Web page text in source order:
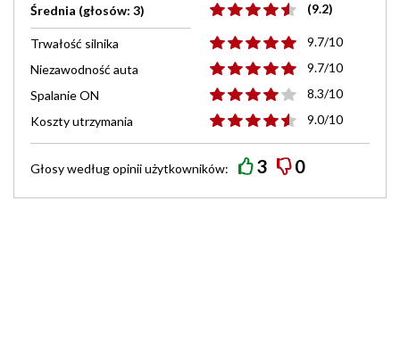
Średnia (głosów: 3) (9.2)
Trwałość silnika
9.7/10
Niezawodność auta
9.7/10
Spalanie ON
8.3/10
Koszty utrzymania
9.0/10
Głosy wedługopiniiużytkowników: 3 0